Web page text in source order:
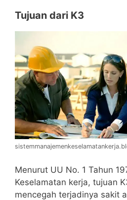
Tujuan dari K3
Menurut UU No. 1 Tahun
Keselamatan kerja, tujuan
mencegah terjadinya sakit